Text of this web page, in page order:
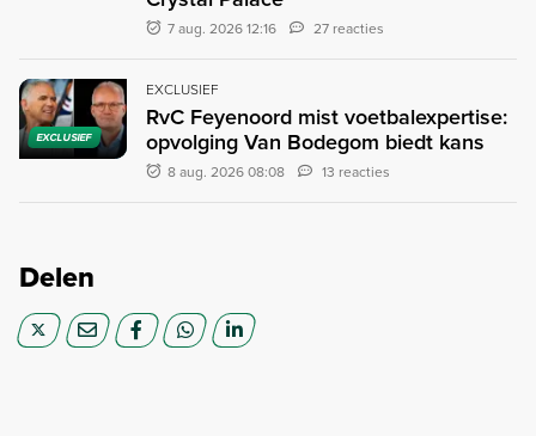
7 aug. 2026 12:16 27 reacties
EXCLUSIEF
EXCLUSIEF
RvC Feyenoord mist voetbalexpertise:
opvolging Van Bodegom biedt kans
8 aug. 2026 08:08 13 reacties
Delen